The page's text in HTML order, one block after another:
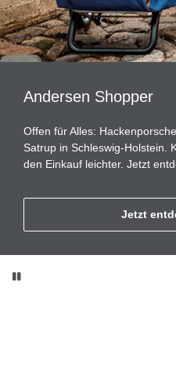
Andersen Shopper
Offen für Alles:
Satrup in Schleswig-Holstein.
den Einkauf leichter. Jetzt
Jetzt